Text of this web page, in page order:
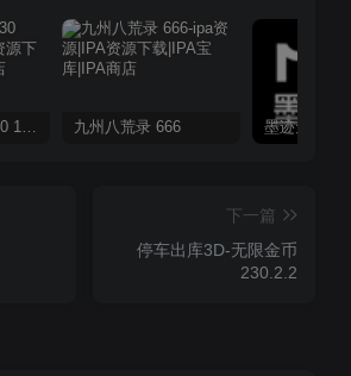
和平精英-自瞄S30 1.0.0 九州八荒录 666
下一篇
停车出库3D-无限金币
230.2.2